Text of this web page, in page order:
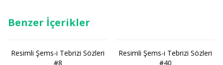
Benzer İçerikler
Resimli Şems-i Tebrizi Sözleri
#8
Resimli Şems-i Tebrizi Sözleri
#40